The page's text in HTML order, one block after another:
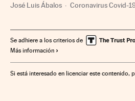
José Luis Ábalos Coronavirus Covid-
Epidemia Viajes Enfermedades
Ciencias naturales Ciencia
Se adhiere a los criterios de
Más información
Si está interesado en licenciar este contenido,